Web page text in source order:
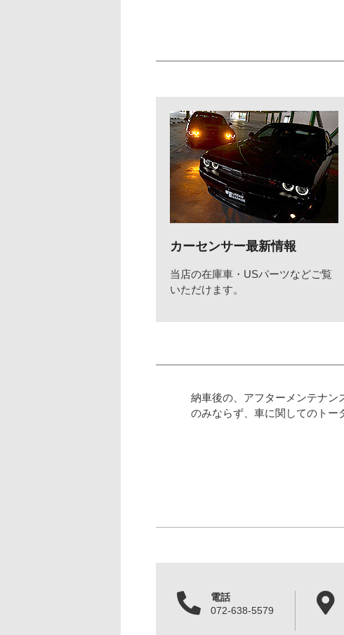
カーセンサー最新情報
当店の在庫車・USパーツなどご覧
いただけます。
納車後の、アフターメンテナン
のみならず、車に関してのトー
電話
072-638-5579